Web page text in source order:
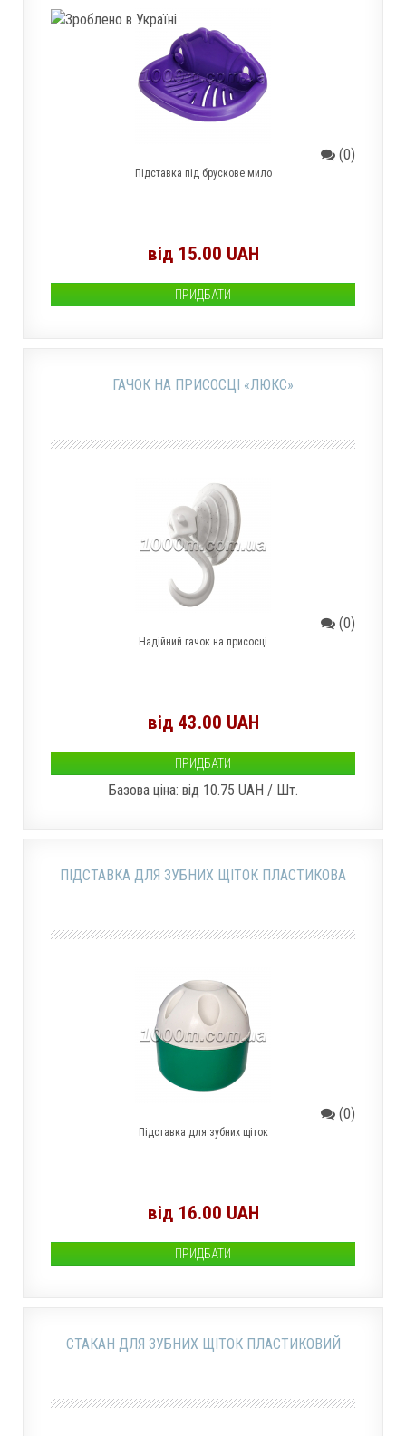
(0)
Підставка під брускове мило
від 15.00 UAH
ПРИДБАТИ
ГАЧОК НА ПРИСОСЦІ «ЛЮКС»
(0)
Надійний гачок на присосці
від 43.00 UAH
ПРИДБАТИ
Базова ціна: від 10.75 UAH / Шт.
ПІДСТАВКА ДЛЯ ЗУБНИХ ЩІТОК ПЛАСТИКОВА
(0)
Підставка для зубних щіток
від 16.00 UAH
ПРИДБАТИ
СТАКАН ДЛЯ ЗУБНИХ ЩІТОК ПЛАСТИКОВИЙ